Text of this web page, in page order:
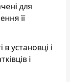
для
її
в установці і
і